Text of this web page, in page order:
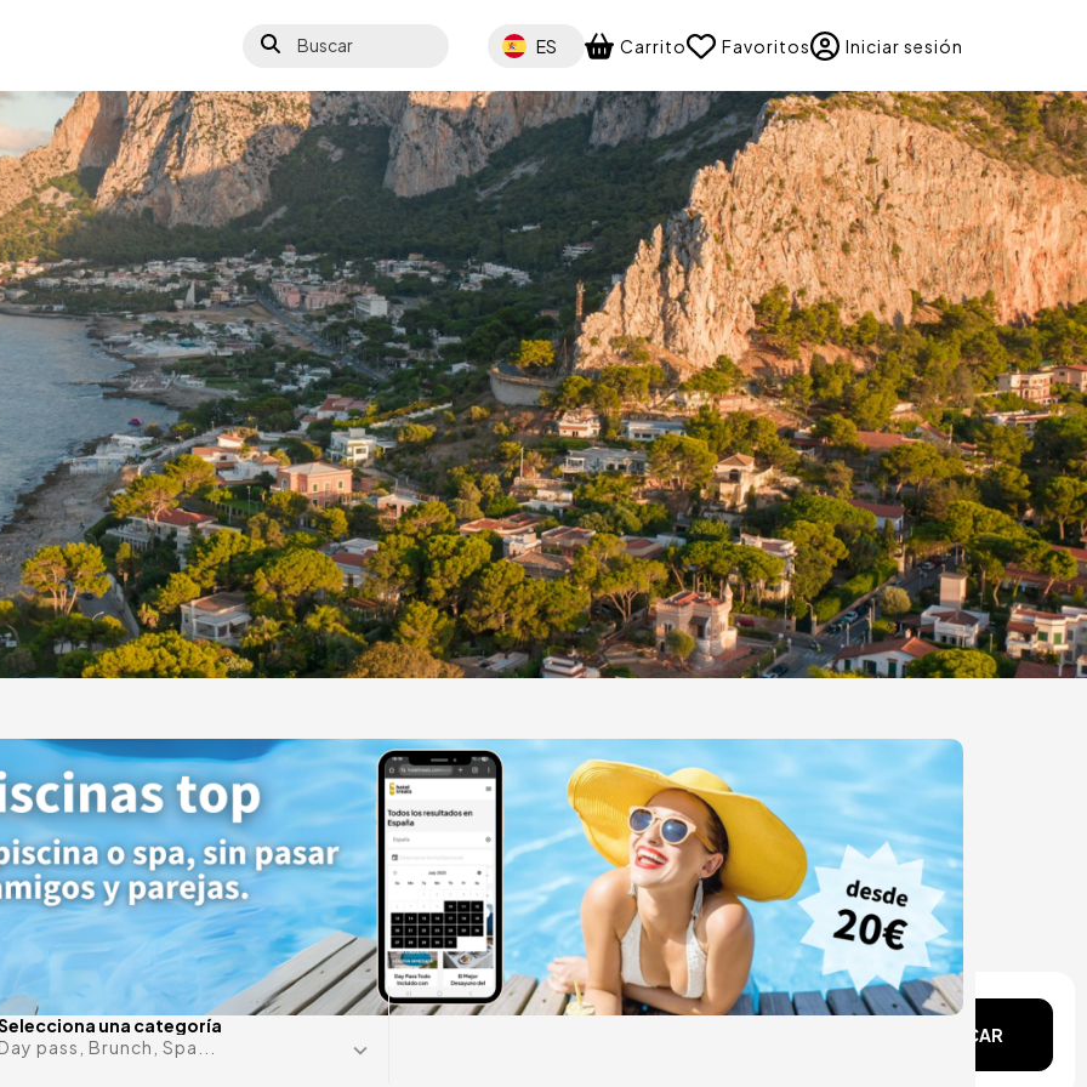
Buscar Select your language
ES Carrito Favoritos Iniciar sesión
lujo
una categoría
Day pass, Brunch, Spa...
¿Alguna fecha?
BUSCAR